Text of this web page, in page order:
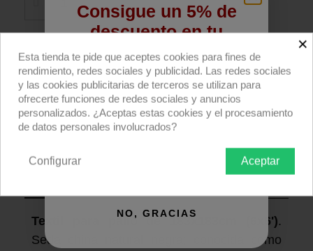
Añadir al carrito
Compra ahora
Seda china negra para palio 183x183cm (6x6'),
Textil para palio de 183x183cm (6x6').
Seda china natural negra; conocida como
×
Esta tienda te pide que aceptes cookies para fines de
rendimiento, redes sociales y publicidad. Las redes sociales
y las cookies publicitarias de terceros se utilizan para
ofrecerte funciones de redes sociales y anuncios
personalizados. ¿Aceptas estas cookies y el procesamiento
de datos personales involucrados?
Aceptar
Configurar
Consigue un 5% de
descuento en tu
primera compra
Regístrate para recibir el descuento.
Email
NO, GRACIAS